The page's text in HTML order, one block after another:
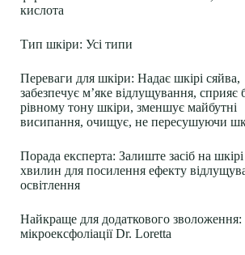
кислота
Тип шкіри: Усі типи
Переваги для шкіри: Надає шкірі сяйва,
забезпечує м’яке відлущування, сприяє
рівному тону шкіри, зменшує майбутні
висипання, очищує, не пересушуючи
Порада експерта: Залиште засіб на шкірі
хвилин для посилення ефекту
освітлення
Найкраще для додаткового зволоження:
мікроексфоліації Dr. Loretta